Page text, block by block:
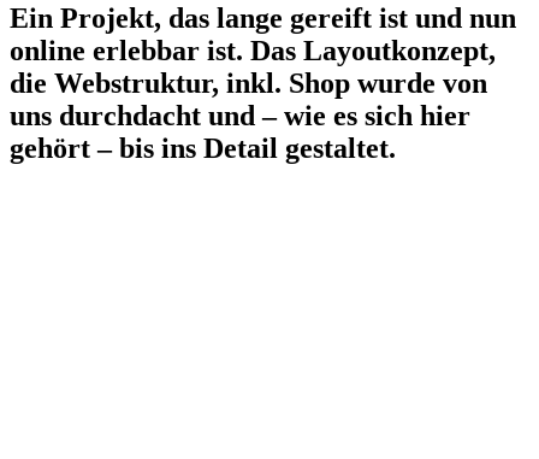
Ein Projekt, das lange gereift ist und nun
online erlebbar ist. Das Layoutkonzept,
die Webstruktur, inkl. Shop wurde von
uns durchdacht und – wie es sich hier
gehört – bis ins Detail gestaltet.